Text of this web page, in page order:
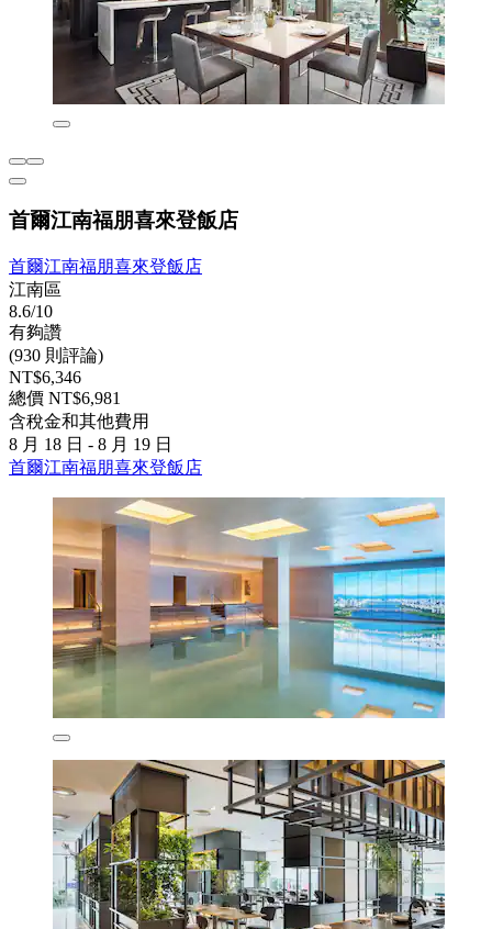
首爾江南福朋喜來登飯店
首爾江南福朋喜來登飯店
江南區
8.6/10
有夠讚
(930 則評論)
NT$6,346
總價 NT$6,981
含稅金和其他費用
8 月 18 日 - 8 月 19 日
首爾江南福朋喜來登飯店